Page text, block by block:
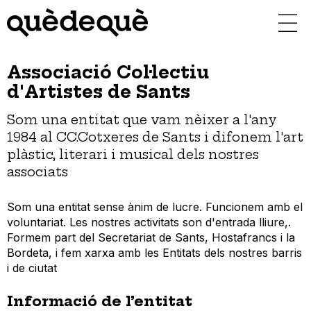
contingut
Associació Col·lectiu
d'Artistes de Sants
Som una entitat que vam nèixer a l'any
1984 al CC.Cotxeres de Sants i difonem l'art
plàstic, literari i musical dels nostres
associats
Som una entitat sense ànim de lucre. Funcionem amb el
voluntariat. Les nostres activitats son d'entrada lliure,.
Formem part del Secretariat de Sants, Hostafrancs i la
Bordeta, i fem xarxa amb les Entitats dels nostres barris
i de ciutat
Informació de l’entitat